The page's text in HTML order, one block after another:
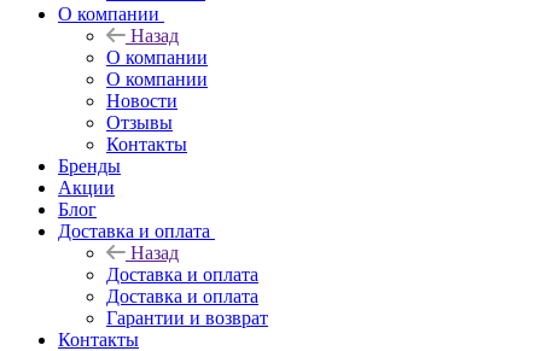
О компании
Назад
О компании
О компании
Новости
Отзывы
Контакты
Бренды
Акции
Блог
Доставка и оплата
Назад
Доставка и оплата
Доставка и оплата
Гарантии и возврат
Контакты